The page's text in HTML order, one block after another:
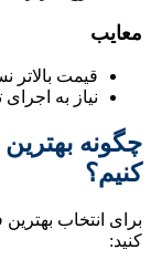
معایب
قیمت
نیاز به
چگونه
کنیم؟
برای انتخاب
کنید: